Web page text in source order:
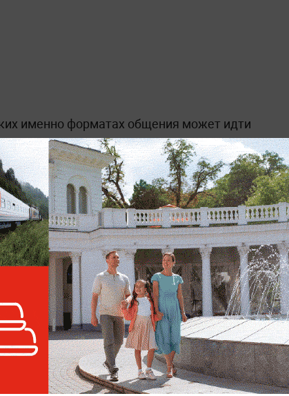
именно форматах общения может идти
прозвучали на фоне продолжающихся
в отношении России.
Христофору: Предложение
Каллас создать
переговорную группу
говорит об отчаянии
РФ и ЕС упёрлась в отсутствие
переговорщика, а Кая Каллас
Вот и президент Финляндии